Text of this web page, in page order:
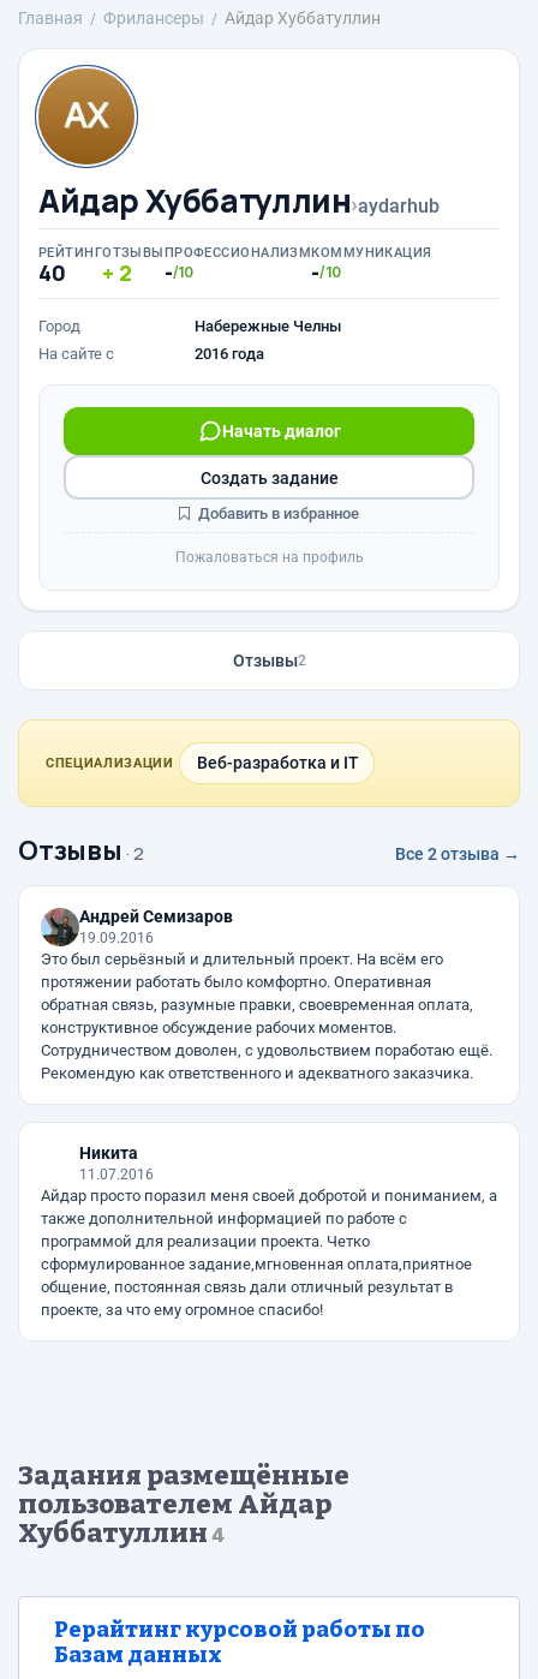
Главная Фрилансеры Айдар Хуббатуллин
Айдар Хуббатуллин›aydarhub
РЕЙТИНГ
40
ОТЗЫВЫ
2
ПРОФЕССИОНАЛИЗМ
-/10
КОММУНИКАЦИЯ
-/10
Город
Набережные Челны
На сайте с
2016 года
Начать диалог
Создать задание
Добавить в избранное
Пожаловаться на профиль
Отзывы2
СПЕЦИАЛИЗАЦИИ Веб-разработка и IT
Отзывы · 2 Все 2 отзыва →
Андрей Семизаров
19.09.2016
Это был серьёзный и длительный проект. На всём его
протяжении работать было комфортно. Оперативная
обратная связь, разумные правки, своевременная оплата,
конструктивное обсуждение рабочих моментов.
Сотрудничеством доволен, с удовольствием поработаю ещё.
Рекомендую как ответственного и адекватного заказчика.
Никита
11.07.2016
Айдар просто поразил меня своей добротой и пониманием, а
также дополнительной информацией по работе с
программой для реализации проекта. Четко
сформулированное задание,мгновенная оплата,приятное
общение, постоянная связь дали отличный результат в
проекте, за что ему огромное спасибо!
Задания размещённые
пользователем Айдар
Хуббатуллин4
Рерайтинг курсовой работы по
Базам данных